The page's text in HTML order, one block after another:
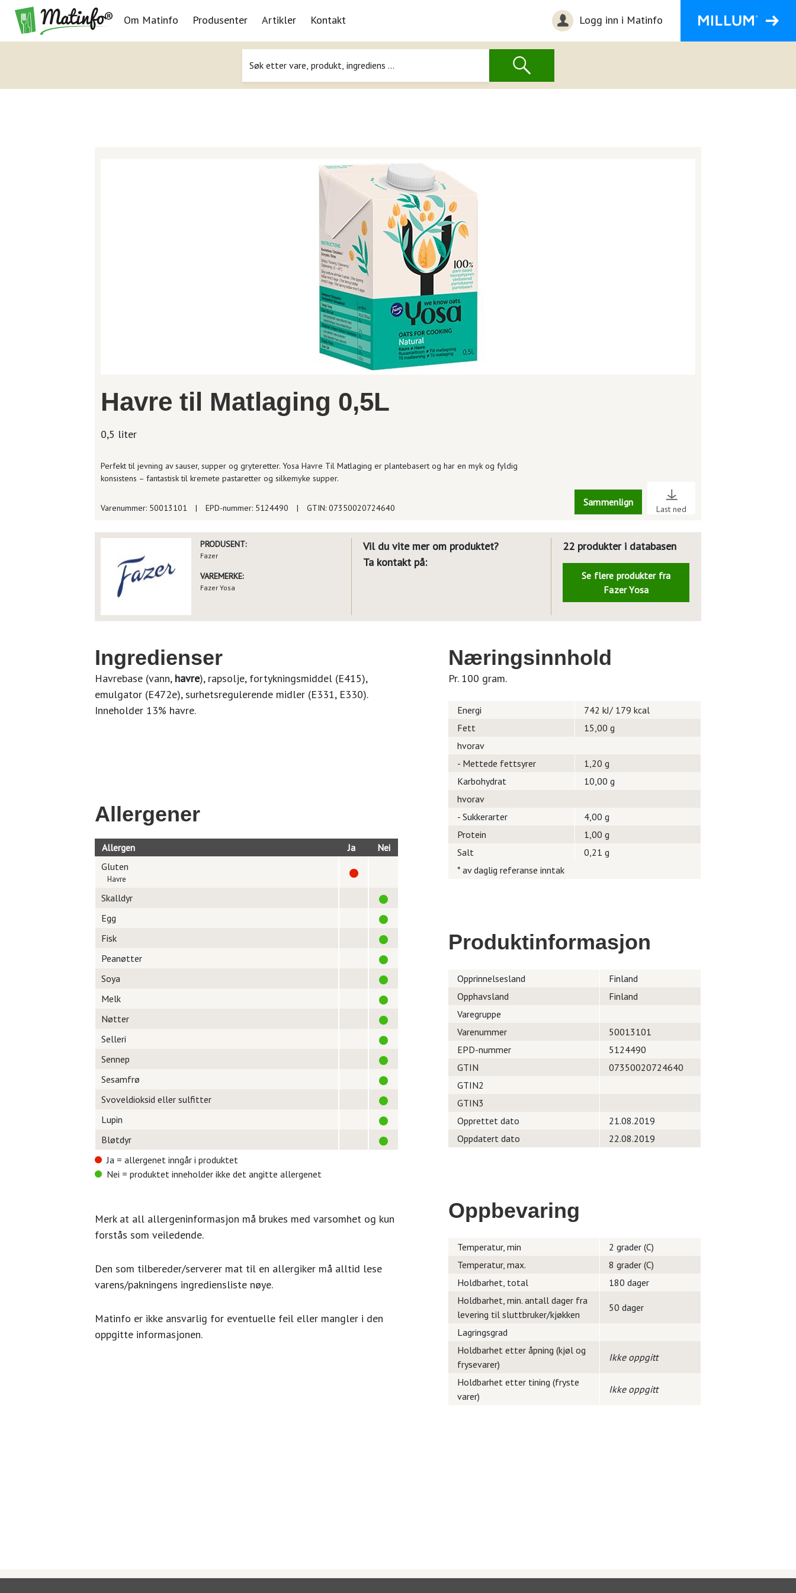
Navigasjon
Om Matinfo Produsenter Artikler Kontakt Logg inn i Matinfo
Havre til Matlaging 0,5L
0,5 liter
Perfekt til jevning av sauser, supper og gryteretter. Yosa Havre Til Matlaging er plantebasert og har en myk og fyldig
konsistens – fantastisk til kremete pastaretter og silkemyke supper.
Sammenlign
Last ned
Varenummer: 50013101 | EPD-nummer: 5124490 | GTIN: 07350020724640
PRODUSENT:
Fazer
VAREMERKE:
Fazer Yosa
Vil du vite mer om produktet?
Ta kontakt på:
22 produkter i databasen
Se flere produkter fra
Fazer Yosa
Ingredienser
Havrebase (vann, havre), rapsolje, fortykningsmiddel (E415),
emulgator (E472e), surhetsregulerende midler (E331, E330).
Inneholder 13% havre.
Allergener
Allergen Ja
Nei
Gluten
Havre
Skalldyr
Egg
Fisk
Peanøtter
Soya
Melk
Nøtter
Selleri
Sennep
Sesamfrø
Svoveldioksid eller sulfitter
Lupin
Bløtdyr
Ja = allergenet inngår i produktet
Nei = produktet inneholder ikke det angitte allergenet
Merk at all allergeninformasjon må brukes med varsomhet og kun
forstås som veiledende.
Den som tilbereder/serverer mat til en allergiker må alltid lese
varens/pakningens ingrediensliste nøye.
Matinfo er ikke ansvarlig for eventuelle feil eller mangler i den
oppgitte informasjonen.
Næringsinnhold
Pr. 100 gram.
Energi
742 kJ/ 179 kcal
Fett
15,00 g
hvorav
- Mettede fettsyrer
1,20 g
Karbohydrat
10,00 g
hvorav
- Sukkerarter
4,00 g
Protein
1,00 g
Salt
0,21 g
* av daglig referanse inntak
Produktinformasjon
Opprinnelsesland
Finland
Opphavsland
Finland
Varegruppe
Varenummer
50013101
EPD-nummer
5124490
GTIN
07350020724640
GTIN2
GTIN3
Opprettet dato
21.08.2019
Oppdatert dato
22.08.2019
Oppbevaring
Temperatur, min
2 grader (C)
Temperatur, max.
8 grader (C)
Holdbarhet, total
180 dager
Holdbarhet, min. antall dager fra
levering til sluttbruker/kjøkken
50 dager
Lagringsgrad
Holdbarhet etter åpning (kjøl og
frysevarer)
Ikke oppgitt
Holdbarhet etter tining (fryste
varer)
Ikke oppgitt